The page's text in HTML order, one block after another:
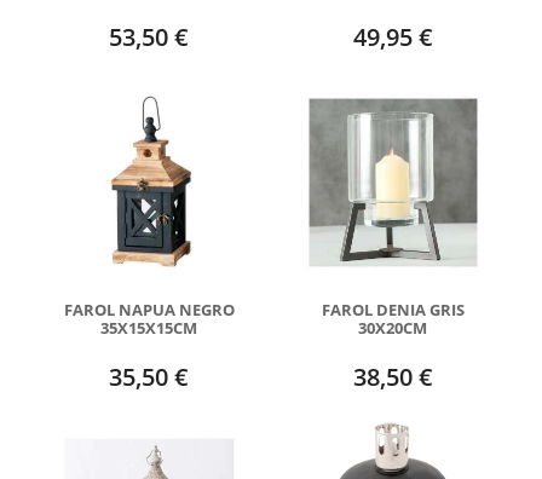
53,50 € 49,95 €
FAROL NAPUA NEGRO
35X15X15CM
35,50 €
FAROL DENIA GRIS
30X20CM
38,50 €